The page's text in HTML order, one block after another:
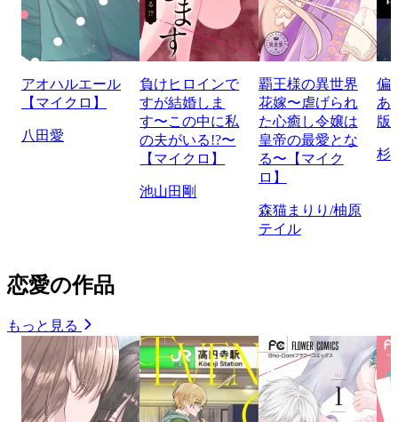
アオハルエール
【マイクロ】
八田愛
負けヒロインで
すが結婚しま
す〜この中に私
の夫がいる!?〜
【マイクロ】
池山田剛
覇王様の異世界
花嫁〜虐げられ
た心癒し令嬢は
皇帝の最愛とな
る〜【マイク
ロ】
森猫まりり/柚原
テイル
偏
あ
版
杉
恋愛の作品
もっと見る